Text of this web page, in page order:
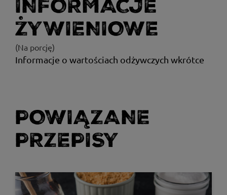
INFORMACJE
ŻYWIENIOWE
(Na porcję)
Informacje o wartościach odżywczych wkrótce
POWIĄZANE
PRZEPISY